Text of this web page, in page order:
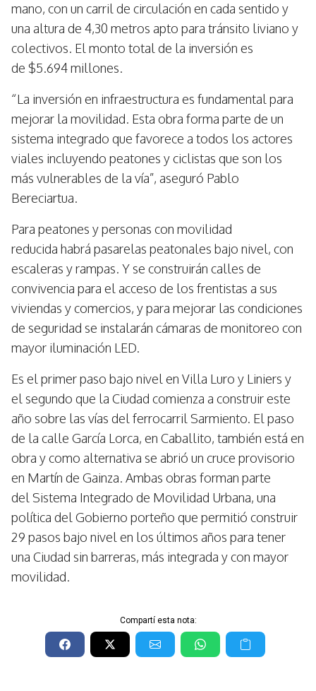
mano, con un carril de circulación en cada sentido y
una altura de 4,30 metros apto para tránsito liviano y
colectivos. El monto total de la inversión es
de $5.694 millones.
“La inversión en infraestructura es fundamental para
mejorar la movilidad. Esta obra forma parte de un
sistema integrado que favorece a todos los actores
viales incluyendo peatones y ciclistas que son los
más vulnerables de la vía”, aseguró Pablo
Bereciartua.
Para peatones y personas con movilidad
reducida habrá pasarelas peatonales bajo nivel, con
escaleras y rampas. Y se construirán calles de
convivencia para el acceso de los frentistas a sus
viviendas y comercios, y para mejorar las condiciones
de seguridad se instalarán cámaras de monitoreo con
mayor iluminación LED.
Es el primer paso bajo nivel en Villa Luro y Liniers y
el segundo que la Ciudad comienza a construir este
año sobre las vías del ferrocarril Sarmiento. El paso
de la calle García Lorca, en Caballito, también está en
obra y como alternativa se abrió un cruce provisorio
en Martín de Gainza. Ambas obras forman parte
del Sistema Integrado de Movilidad Urbana, una
política del Gobierno porteño que permitió construir
29 pasos bajo nivel en los últimos años para tener
una Ciudad sin barreras, más integrada y con mayor
movilidad.
Compartí esta nota: